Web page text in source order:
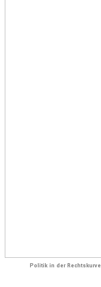
Politik in der Rechtskurve